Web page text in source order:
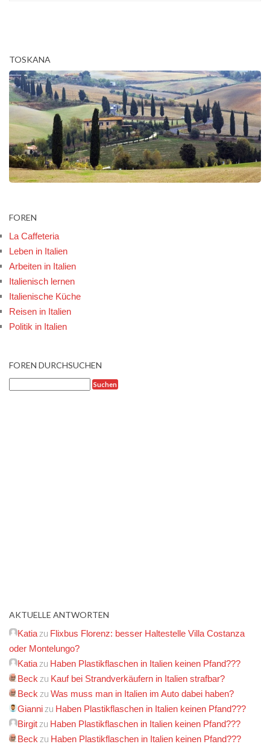
TOSKANA
FOREN
La Caffeteria
Leben in Italien
Arbeiten in Italien
Italienisch lernen
Italienische Küche
Reisen in Italien
Politik in Italien
FOREN DURCHSUCHEN
AKTUELLE ANTWORTEN
Katia zu Flixbus Florenz: besser Haltestelle Villa Costanza
oder Montelungo?
Katia zu Haben Plastikflaschen in Italien keinen Pfand???
Beck zu Kauf bei Strandverkäufern in Italien strafbar?
Beck zu Was muss man in Italien im Auto dabei haben?
Gianni zu Haben Plastikflaschen in Italien keinen Pfand???
Birgit zu Haben Plastikflaschen in Italien keinen Pfand???
Beck zu Haben Plastikflaschen in Italien keinen Pfand???